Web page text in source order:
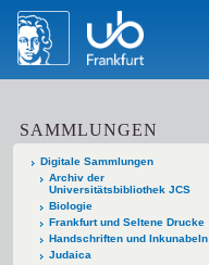
SAMMLUNGEN
Digitale Sammlungen
Archiv der
Universitätsbibliothek JCS
Biologie
Frankfurt und Seltene Drucke
Handschriften und Inkunabeln
Judaica